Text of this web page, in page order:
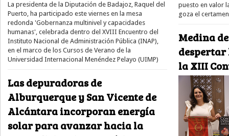
La presidenta de la Diputación de Badajoz, Raquel del
Puerto, ha participado este viernes en la mesa
redonda 'Gobernanza multinivel y capacidades
humanas', celebrada dentro del XVIII Encuentro del
Instituto Nacional de Administración Pública (INAP),
en el marco de los Cursos de Verano de la
Universidad Internacional Menéndez Pelayo (UIMP)
Las depuradoras de
Alburquerque y San Vicente de
Alcántara incorporan energía
solar para avanzar hacia la
puesto en valor
goza el
Medina
la XIII